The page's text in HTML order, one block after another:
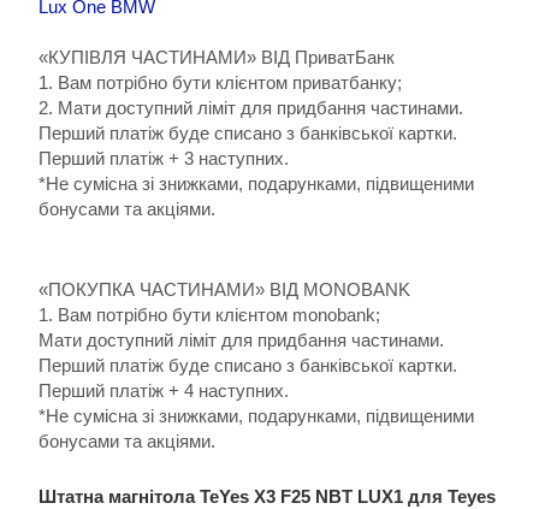
«КУПІВЛЯ ЧАСТИНАМИ» ВІД ПриватБанк
1. Вам потрібно бути клієнтом приватбанку;
2. Мати доступний ліміт для придбання частинами.
Перший платіж буде списано з банківської картки.
Перший платіж + 3 наступних.
*Не сумісна зі знижками, подарунками, підвищеними
бонусами та акціями.
«ПОКУПКА ЧАСТИНАМИ» ВІД MONOBANK
1. Вам потрібно бути клієнтом monobank;
Мати доступний ліміт для придбання частинами.
Перший платіж буде списано з банківської картки.
Перший платіж + 4 наступних.
*Не сумісна зі знижками, подарунками, підвищеними
бонусами та акціями.
Штатна магнітола TeYes X3 F25 NBT LUX1 для Teyes